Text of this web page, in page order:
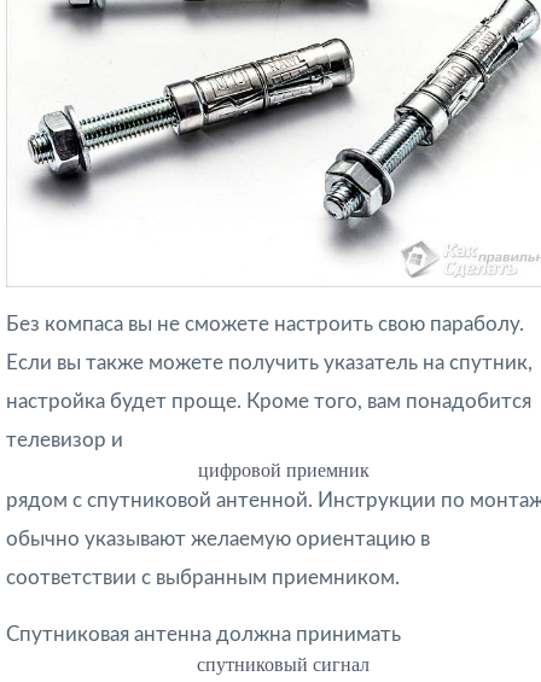
Без компаса вы не сможете настроить свою параболу.
Если вы также можете получить указатель на спутник,
настройка будет проще. Кроме того, вам понадобится
телевизор и
цифровой приемник
рядом с спутниковой антенной. Инструкции по
обычно указывают желаемую ориентацию в
соответствии с выбранным приемником.
Спутниковая антенна должна принимать
спутниковый сигнал